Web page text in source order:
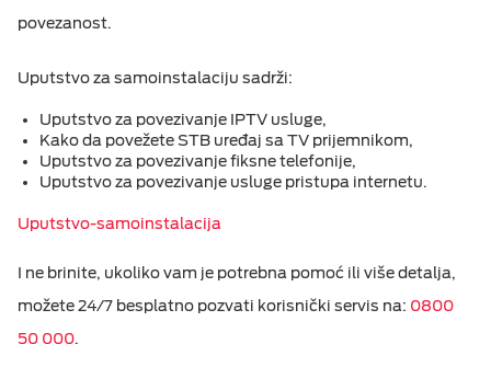
Računi i reklamacije
Telefonski imenik
DOKUMENTA
M:TEL APLIKACIJE
KONTAKT
povezanost.
Uputstvo za samoinstalaciju sadrži:
Uputstvo za povezivanje IPTV usluge,
Kako da povežete STB uređaj sa TV prijemnikom,
Uputstvo za povezivanje fiksne telefonije,
Uputstvo za povezivanje usluge pristupa internetu.
Uputstvo-samoinstalacija
I ne brinite, ukoliko vam je potrebna pomoć ili više detalja,
možete 24/7 besplatno pozvati korisnički servis na: 0800
50 000.